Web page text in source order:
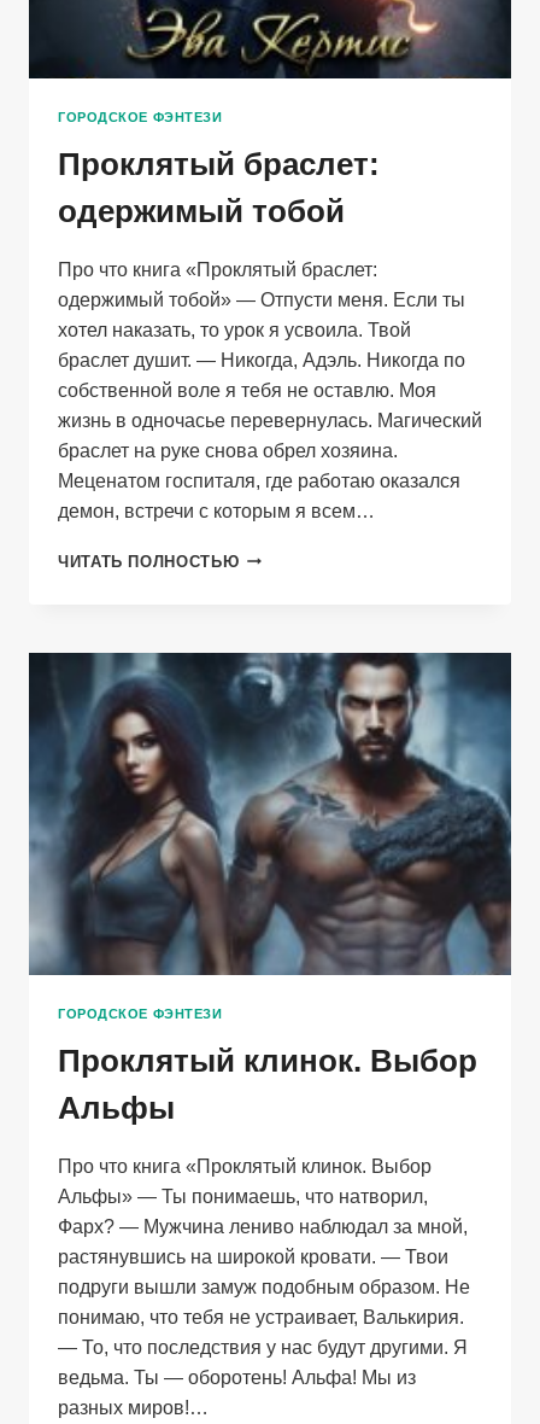
ГОРОДСКОЕ ФЭНТЕЗИ
Проклятый браслет:
одержимый тобой
Про что книга «Проклятый браслет:
одержимый тобой» — Отпусти меня. Если ты
хотел наказать, то урок я усвоила. Твой
браслет душит. — Никогда, Адэль. Никогда по
собственной воле я тебя не оставлю. Моя
жизнь в одночасье перевернулась. Магический
браслет на руке снова обрел хозяина.
Меценатом госпиталя, где работаю оказался
демон, встречи с которым я всем…
ЧИТАТЬ ПОЛНОСТЬЮ ПРОКЛЯТЫЙ
ГОРОДСКОЕ ФЭНТЕЗИ
Проклятый клинок. Выбор
Альфы
Про что книга «Проклятый клинок. Выбор
Альфы» — Ты понимаешь, что натворил,
Фарх? — Мужчина лениво наблюдал за мной,
растянувшись на широкой кровати. — Твои
подруги вышли замуж подобным образом. Не
понимаю, что тебя не устраивает, Валькирия.
— То, что последствия у нас будут другими. Я
ведьма. Ты — оборотень! Альфа! Мы из
разных миров!…